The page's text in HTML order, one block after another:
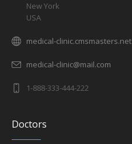
New York
USA
medical-clinic.cmsmasters.net
medical-clinic@mail.com
1-888-333-444-222
Doctors